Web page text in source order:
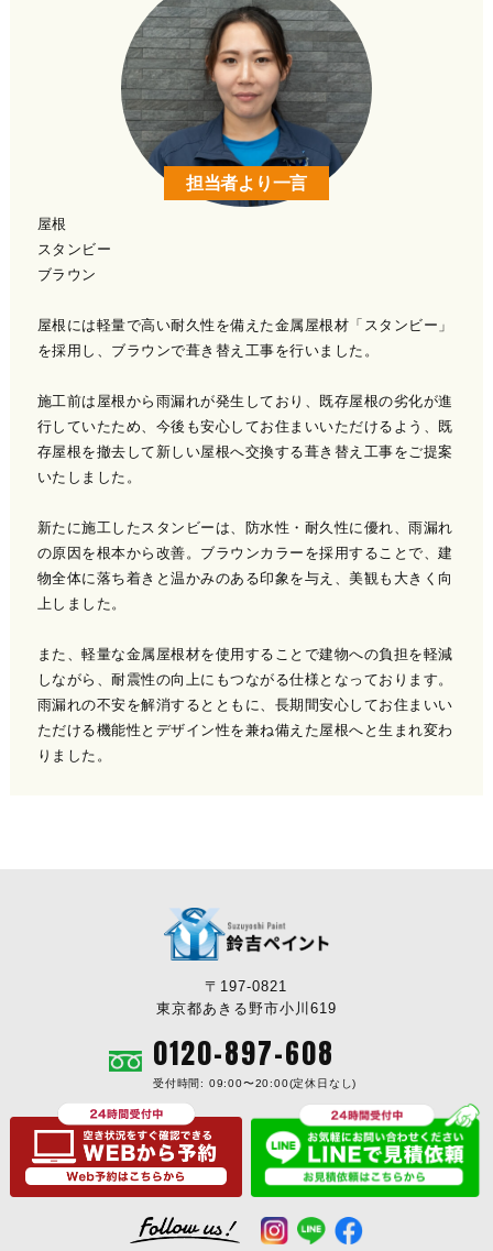
担当者より一言
屋根
スタンビー
ブラウン
屋根には軽量で高い耐久性を備えた金属屋根材「スタンビー」
を採用し、ブラウンで葺き替え工事を行いました。
施工前は屋根から雨漏れが発生しており、既存屋根の劣化が進
行していたため、今後も安心してお住まいいただけるよう、既
存屋根を撤去して新しい屋根へ交換する葺き替え工事をご提案
いたしました。
新たに施工したスタンビーは、防水性・耐久性に優れ、雨漏れ
の原因を根本から改善。ブラウンカラーを採用することで、建
物全体に落ち着きと温かみのある印象を与え、美観も大きく向
上しました。
また、軽量な金属屋根材を使用することで建物への負担を軽減
しながら、耐震性の向上にもつながる仕様となっております。
雨漏れの不安を解消するとともに、長期間安心してお住まいい
ただける機能性とデザイン性を兼ね備えた屋根へと生まれ変わ
りました。
〒197-0821
東京都あきる野市小川619
0120-897-608
受付時間: 09:00〜20:00(定休日なし)